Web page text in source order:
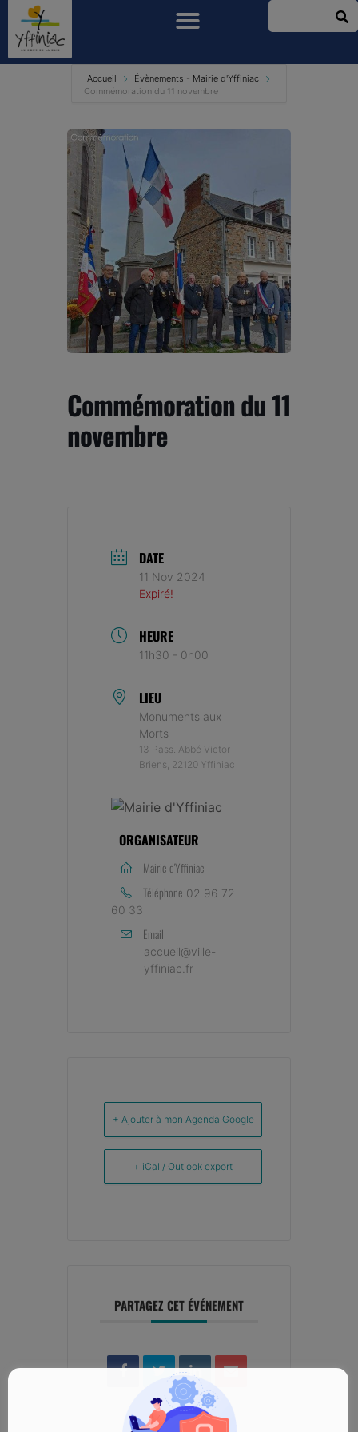
Accueil
Évènements - Mairie d'Yffiniac
Commémoration du 11 novembre
Commémoration du 11
novembre
DATE
11 Nov 2024
Expiré!
HEURE
11h30 - 0h00
LIEU
Monuments aux
Morts
13 Pass. Abbé Victor
Briens, 22120 Yffiniac
ORGANISATEUR
Mairie d'Yffiniac
Téléphone 02 96 72
60 33
Email
accueil@ville-
yffiniac.fr
+ Ajouter à mon Agenda Google
+ iCal / Outlook export
PARTAGEZ CET ÉVÉNEMENT